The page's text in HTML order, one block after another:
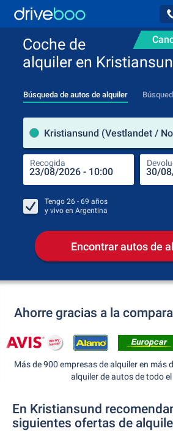
Coche de
alquiler en
Búsqueda de autos de alquiler
Kristiansund (Vestlandet /
Recogida
Tengo 26 - 69 años
y vivo en Argentina
Encontrar autos de
Ahorre gracias a la
Más de 900 empresas de alquiler en más
alquiler de autos de todo
En Kristiansund
siguientes ofertas de